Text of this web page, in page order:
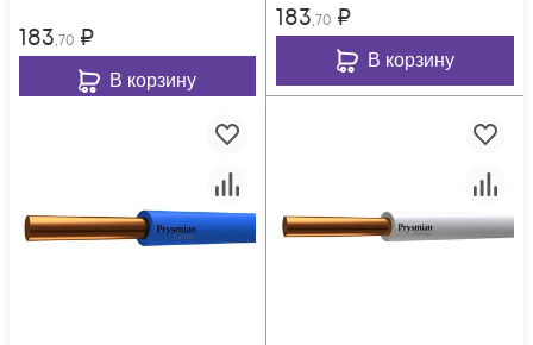
183,70 ₽
В корзину
183,70 ₽
В корзину